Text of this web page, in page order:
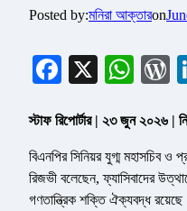
Posted by:মনিরা আক্তারon
Facebook
X
স্টাফ রিপোর্টার | ২৩ জুন ২০২৬ |
বিএনপির সিনিয়র যুগ্ম মহাসচিব ও
রিজভী বলেছেন, ফ্যাসিবাদের
গণতান্ত্রিক শক্তি ঐক্যবদ্ধ